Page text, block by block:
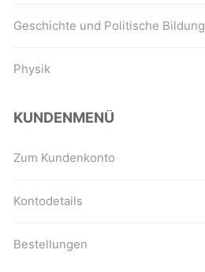
Geschichte und Politische Bildung
Physik
KUNDENMENÜ
Zum Kundenkonto
Kontodetails
Bestellungen